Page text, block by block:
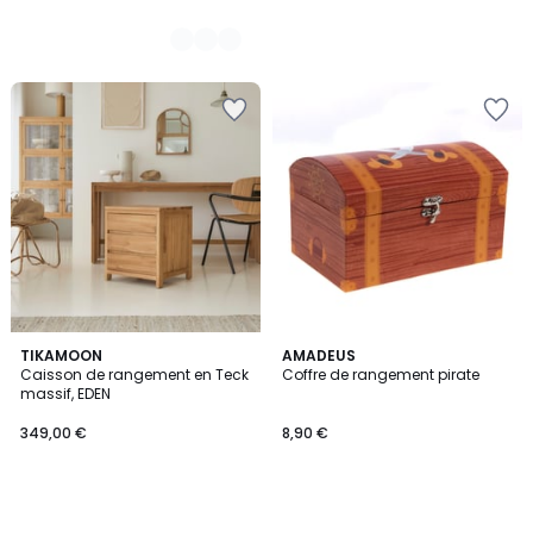
TIKAMOON
Caisson de rangement en Teck
massif, EDEN
349,00 €
AMADEUS
Coffre de rangement pirate
8,90 €